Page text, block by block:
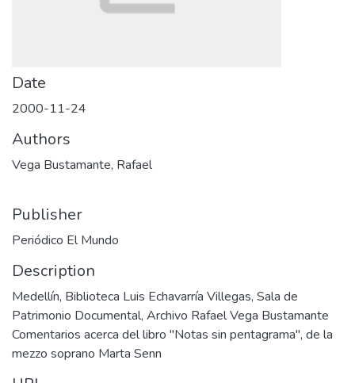
Date
2000-11-24
Authors
Vega Bustamante, Rafael
Publisher
Periódico El Mundo
Description
Medellín, Biblioteca Luis Echavarría Villegas, Sala de
Patrimonio Documental, Archivo Rafael Vega Bustamante
Comentarios acerca del libro "Notas sin pentagrama", de la
mezzo soprano Marta Senn